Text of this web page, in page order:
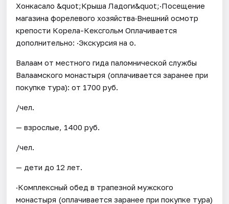
Хонкасало &quot;Крыша Ладоги&quot;·Посещение
магазина форелевого хозяйства·Внешний осмотр
крепости Корела-Кексгольм Оплачивается
дополнительно: ·Экскурсия на о.
Валаам от местного гида паломнической службы
Валаамского монастыря (оплачивается заранее при
покупке тура): от 1700 руб.
/чел.
— взрослые, 1400 руб.
/чел.
— дети до 12 лет.
·Комплексный обед в трапезной мужского
монастыря (оплачивается заранее при покупке тура)